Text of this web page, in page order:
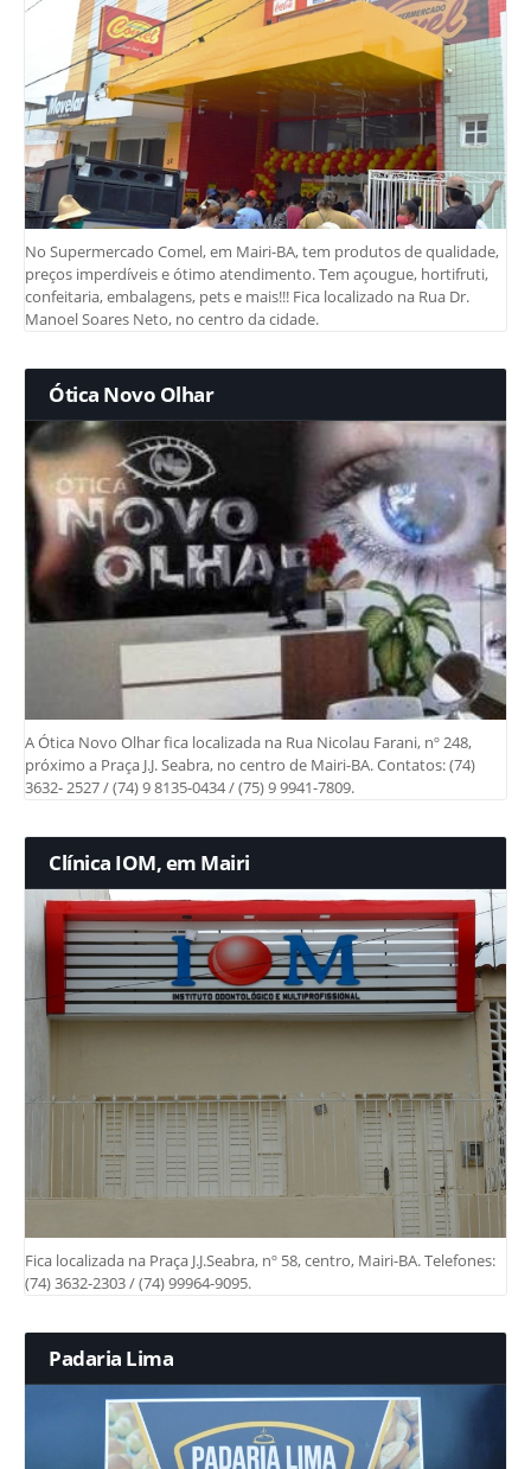
No Supermercado Comel, em Mairi-BA, tem produtos de qualidade,
preços imperdíveis e ótimo atendimento. Tem açougue, hortifruti,
confeitaria, embalagens, pets e mais!!! Fica localizado na Rua Dr.
Manoel Soares Neto, no centro da cidade.
Ótica Novo Olhar
A Ótica Novo Olhar fica localizada na Rua Nicolau Farani, nº 248,
próximo a Praça J.J. Seabra, no centro de Mairi-BA. Contatos: (74)
3632- 2527 / (74) 9 8135-0434 / (75) 9 9941-7809.
Clínica IOM, em Mairi
Fica localizada na Praça J.J.Seabra, nº 58, centro, Mairi-BA. Telefones:
(74) 3632-2303 / (74) 99964-9095.
Padaria Lima